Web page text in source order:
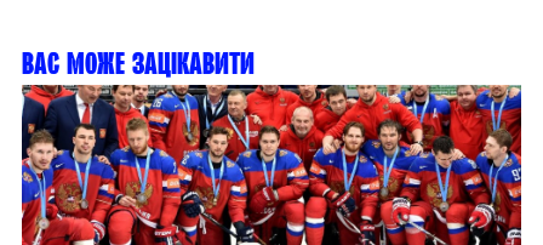
Вас може зацікавити